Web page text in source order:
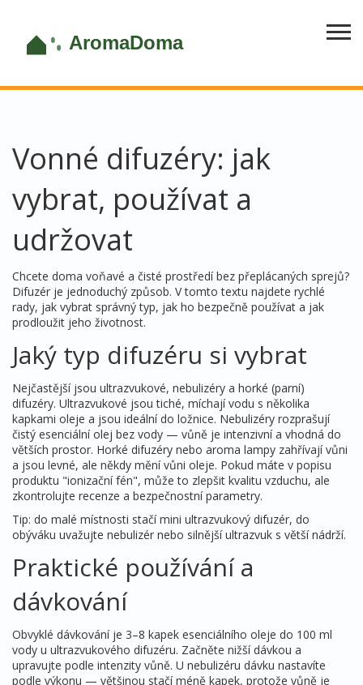
Vonné difuzéry: jak
vybrat, používat a
udržovat
Chcete doma voňavé a čisté prostředí bez přeplácaných sprejů?
Difuzér je jednoduchý způsob. V tomto textu najdete rychlé
rady, jak vybrat správný typ, jak ho bezpečně používat a jak
prodloužit jeho životnost.
Jaký typ difuzéru si vybrat
Nejčastější jsou ultrazvukové, nebulizéry a horké (parní)
difuzéry. Ultrazvukové jsou tiché, míchají vodu s několika
kapkami oleje a jsou ideální do ložnice. Nebulizéry rozprašují
čistý esenciální olej bez vody — vůně je intenzivní a vhodná do
větších prostor. Horké difuzéry nebo aroma lampy zahřívají vůni
a jsou levné, ale někdy mění vůni oleje. Pokud máte v popisu
produktu "ionizační fén", může to zlepšit kvalitu vzduchu, ale
zkontrolujte recenze a bezpečnostní parametry.
Tip: do malé místnosti stačí mini ultrazvukový difuzér, do
obýváku uvažujte nebulizér nebo silnější ultrazvuk s větší nádrží.
Praktické používání a
dávkování
Obvyklé dávkování je 3–8 kapek esenciálního oleje do 100 ml
vody u ultrazvukového difuzéru. Začněte nižší dávkou a
upravujte podle intenzity vůně. U nebulizéru dávku nastavíte
podle výkonu — většinou stačí méně kapek, protože vůně je